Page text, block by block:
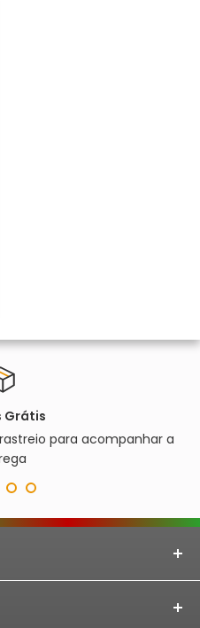
Grátis
para acompanhar a